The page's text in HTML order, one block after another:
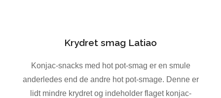
Krydret smag Latiao
Konjac-snacks med hot pot-smag er en smule
anderledes end de andre hot pot-smage. Denne er
lidt mindre krydret og indeholder flaget konjac-